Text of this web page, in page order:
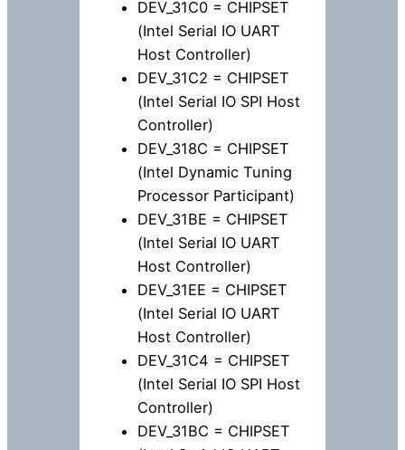
DEV_31C0 = CHIPSET
(Intel Serial IO UART
Host Controller)
DEV_31C2 = CHIPSET
(Intel Serial IO SPI Host
Controller)
DEV_318C = CHIPSET
(Intel Dynamic Tuning
Processor Participant)
DEV_31BE = CHIPSET
(Intel Serial IO UART
Host Controller)
DEV_31EE = CHIPSET
(Intel Serial IO UART
Host Controller)
DEV_31C4 = CHIPSET
(Intel Serial IO SPI Host
Controller)
DEV_31BC = CHIPSET